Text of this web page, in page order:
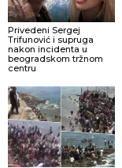
Privedeni Sergej
Trifunović i supruga
nakon incidenta u
beogradskom tržnom
centru